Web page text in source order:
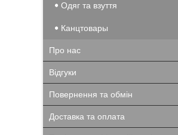
Одяг та взуття
Канцтовары
Про нас
Відгуки
Повернення та обмін
Доставка та оплата